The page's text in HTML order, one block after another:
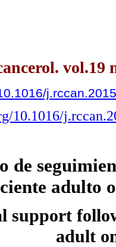
vol.19
10.1016/
de
adulto
support
adult